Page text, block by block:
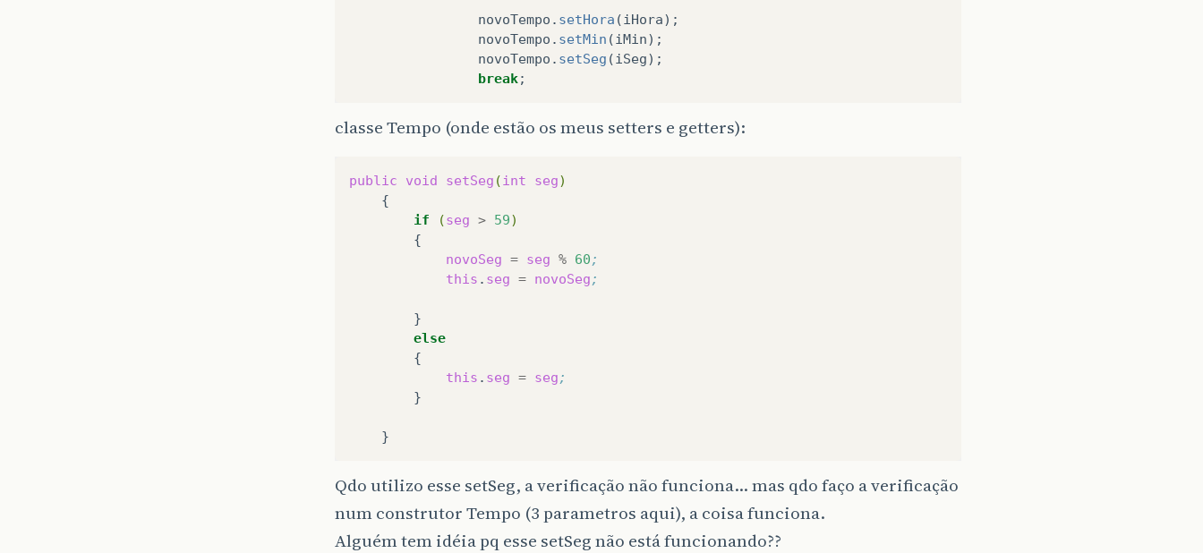
novoTempo . setHora (iHora);
novoTempo . setMin (iMin);
novoTempo . setSeg (iSeg);
break;
classe Tempo (onde estão os meus setters e getters):
public void setSeg ( int seg)
if
(seg > 59)
novoSeg = seg % 60;
this . seg = novoSeg;
else
this . seg = seg;
Qdo utilizo esse setSeg, a verificação não funciona… mas qdo faço a verificação
num construtor Tempo (3 parametros aqui), a coisa funciona.
Alguém tem idéia pq esse setSeg não está funcionando??